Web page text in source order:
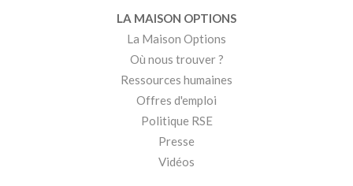
LA MAISON OPTIONS
La Maison Options
Où nous trouver ?
Ressources humaines
Offres d'emploi
Politique RSE
Presse
Vidéos